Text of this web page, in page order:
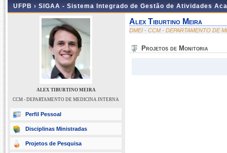
UFPB › SIGAA - Sistema Integrado de Gestão de Atividades
ALEX TIBURTINO MEIRA
CCM - DEPARTAMENTO DE MEDICINA INTERNA
Perfil Pessoal
Disciplinas Ministradas
Projetos de Pesquisa
Alex Tiburtino Meira
DMEI - CCM - DEPARTAMENTO DE
Projetos de Monitoria